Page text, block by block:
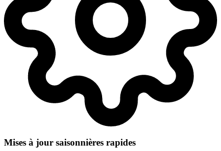
Mises à jour saisonnières rapides